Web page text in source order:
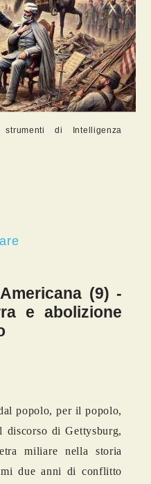
di Intelligenza
(9) -
e abolizione
popolo, per il popolo,
discorso di Gettysburg,
miliare nella storia
due anni di conflitto